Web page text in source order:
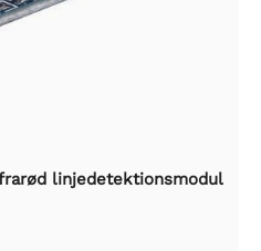
linjedetektionsmodul